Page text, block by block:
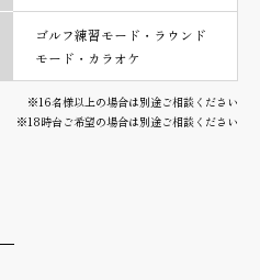
ゴルフ練習モード・ラウンド
モード・カラオケ
※16名様以上の場合は別途ご相談ください
※18時台ご希望の場合は別途ご相談ください